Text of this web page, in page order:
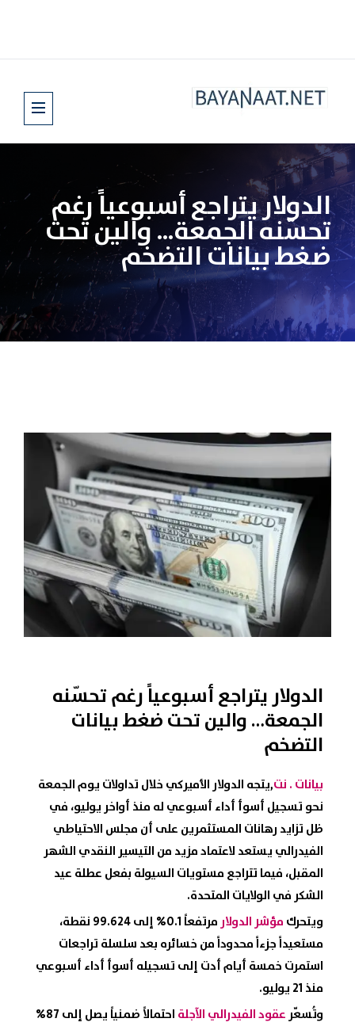
الدولار يتراجع أسبوعياً رغم
تحسّنه الجمعة… والين تحت
ضغط بيانات التضخم
الدولار يتراجع أسبوعياً رغم تحسّنه
الجمعة… والين تحت ضغط بيانات
التضخم
بيانات . نت,يتجه الدولار الأميركي خلال تداولات يوم الجمعة
نحو تسجيل أسوأ أداء أسبوعي له منذ أواخر يوليو، في
ظل تزايد رهانات المستثمرين على أن مجلس الاحتياطي
الفيدرالي يستعد لاعتماد مزيد من التيسير النقدي الشهر
المقبل، فيما تتراجع مستويات السيولة بفعل عطلة عيد
الشكر في الولايات المتحدة.
ويتحرك مؤشر الدولار
مرتفعاً 0.1% إلى 99.624 نقطة،
مستعيداً جزءاً محدوداً من خسائره بعد سلسلة تراجعات
استمرت خمسة أيام أدت إلى تسجيله أسوأ أداء أسبوعي
منذ 21 يوليو.
وتُسعّرعقود الفيدرالي الآجلة
احتمالاً ضمنياً يصل إلى 87%